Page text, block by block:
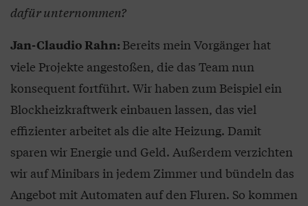
dafür unternommen?
Jan-Claudio Rahn:Bereits mein Vorgänger hat
viele Projekte angestoßen, die das Team nun
konsequent fortführt. Wir haben zum Beispiel ein
Blockheizkraftwerk einbauen lassen, das viel
effizienter arbeitet als die alte Heizung. Damit
sparen wir Energie und Geld. Außerdem verzichten
wir auf Minibars in jedem Zimmer und bündeln das
Angebot mit Automaten auf den Fluren. So kommen